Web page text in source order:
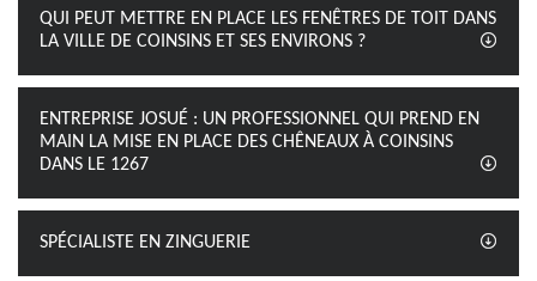
QUI PEUT METTRE EN PLACE LES FENÊTRES DE TOIT DANS
LA VILLE DE COINSINS ET SES ENVIRONS ?
ENTREPRISE JOSUÉ : UN PROFESSIONNEL QUI PREND EN
MAIN LA MISE EN PLACE DES CHÊNEAUX À COINSINS
DANS LE 1267
SPÉCIALISTE EN ZINGUERIE